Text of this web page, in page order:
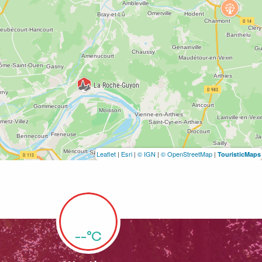
Leaflet | Esri | © IGN | © OpenStreetMap | TouristicMaps
--°C